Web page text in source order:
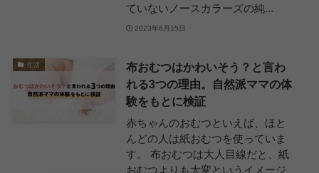
ていないノースカラーズの純...
2023年6月15日
生活
布おむつはかわいそう？と言わ
れる3つの理由。自然派ママの体
験をもとに検証
赤ちゃんのおむつといえば、ほと
んどの人は紙おむつを使っていま
す。 布おむつは大人目線だと、紙
おむつよりも大変というイメージ